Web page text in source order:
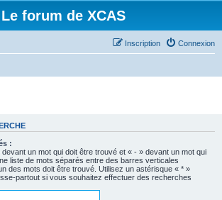
Le forum de XCAS
Connexion
Inscription
:
un mot qui doit être trouvé et « - » devant un mot qui
liste de mots séparés entre des barres verticales
des mots doit être trouvé. Utilisez un astérisque « * »
partout si vous souhaitez effectuer des recherches